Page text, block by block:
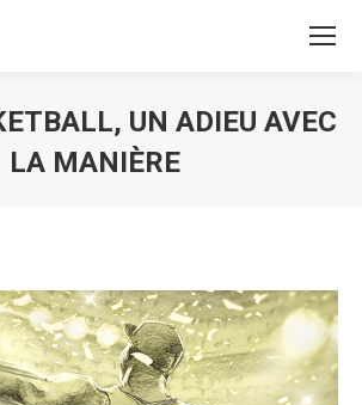
UN ADIEU AVEC
LA MANIÈRE